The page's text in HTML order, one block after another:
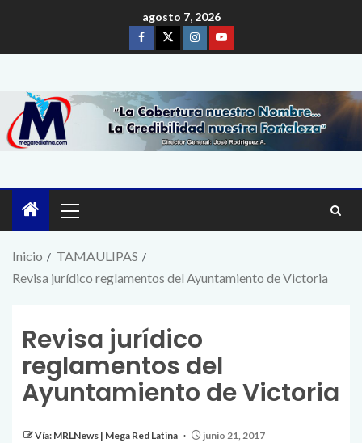
agosto 7, 2026
Inicio
TAMAULIPAS
Revisa jurídico reglamentos del Ayuntamiento de Victoria
Revisa jurídico
reglamentos del
Ayuntamiento de Victoria
Vía: MRLNews | Mega Red Latina junio 21, 2017